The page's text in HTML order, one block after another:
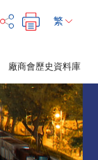
繁
廠商會歷史資料庫